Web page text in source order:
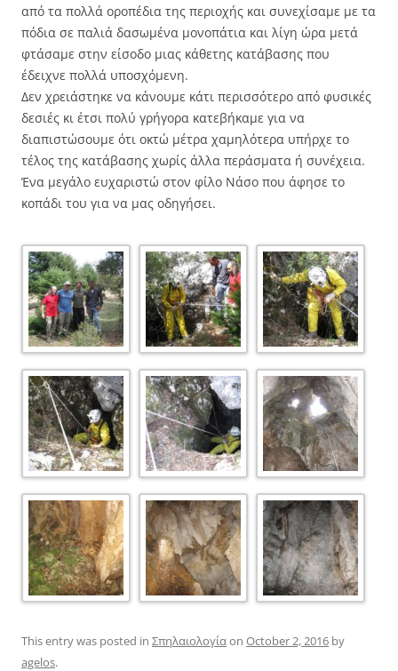
από τα πολλά οροπέδια της περιοχής και συνεχίσαμε με τα
πόδια σε παλιά δασωμένα μονοπάτια και λίγη ώρα μετά
φτάσαμε στην είσοδο μιας κάθετης κατάβασης που
έδειχνε πολλά υποσχόμενη.
Δεν χρειάστηκε να κάνουμε κάτι περισσότερο από φυσικές
δεσιές κι έτσι πολύ γρήγορα κατεβήκαμε για να
διαπιστώσουμε ότι οκτώ μέτρα χαμηλότερα υπήρχε το
τέλος της κατάβασης χωρίς άλλα περάσματα ή συνέχεια.
Ένα μεγάλο ευχαριστώ στον φίλο Νάσο που άφησε το
κοπάδι του για να μας οδηγήσει.
This entry was posted in Σπηλαιολογίαon October 2, 2016 by
agelos.